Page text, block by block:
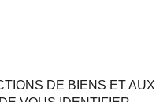
DE BIENS ET AUX